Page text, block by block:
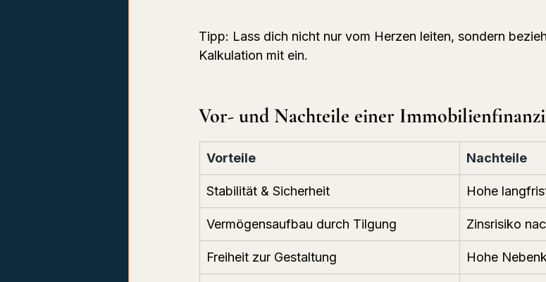
Tipp: Lass dich nicht nur vom Herzen leiten, sondern
Kalkulation mit ein.
Vor- und Nachteile einer
Vorteile Nachteile
Stabilität & Sicherheit Hohe
Vermögensaufbau durch Tilgung Zinsrisiko
Freiheit zur Gestaltung Hohe